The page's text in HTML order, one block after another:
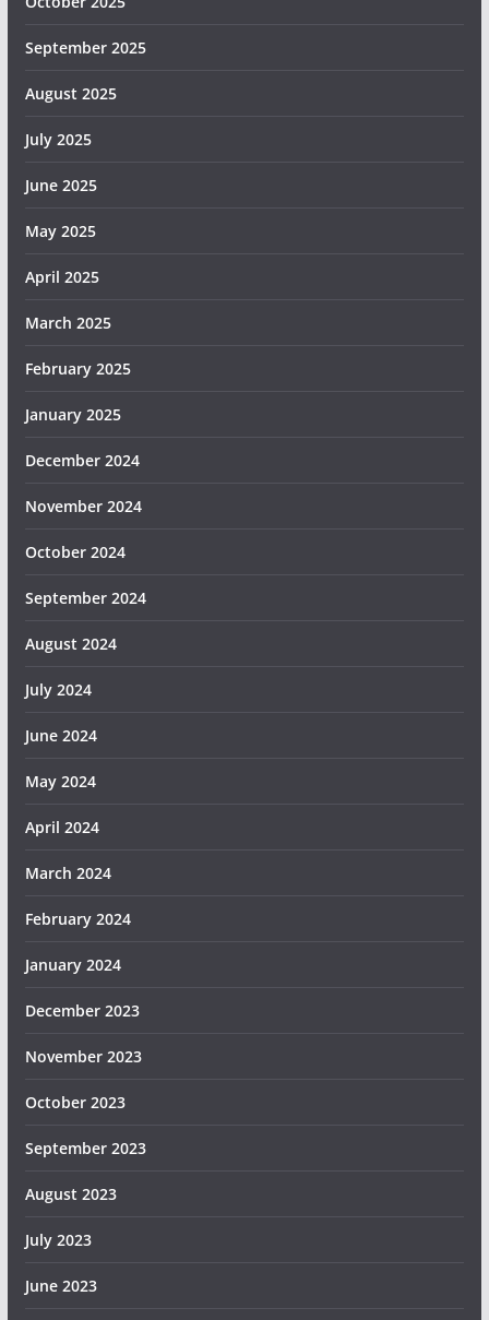
September 2025
August 2025
July 2025
June 2025
May 2025
April 2025
March 2025
February 2025
January 2025
December 2024
November 2024
October 2024
September 2024
August 2024
July 2024
June 2024
May 2024
April 2024
March 2024
February 2024
January 2024
December 2023
November 2023
October 2023
September 2023
August 2023
July 2023
June 2023